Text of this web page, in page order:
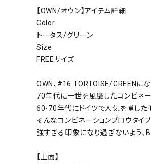
【OWN/オウン】アイテム詳細
Color
トータス/グリーン
Size
FREEサイズ
OWN、#16 TORTOISE/GREENにな
70年代に一世を風靡したコンビネ
60-70年代にドイツで人気を博した
そんなコンビネーションブロウタイ
強すぎる印象になり過ぎないよう、
【上面】